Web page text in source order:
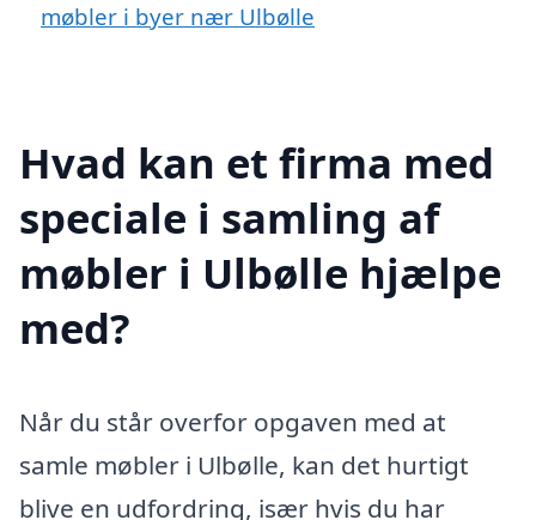
møbler i byer nær Ulbølle
Hvad kan et firma med
speciale i samling af
møbler i Ulbølle hjælpe
med?
Når du står overfor opgaven med at
samle møbler i Ulbølle, kan det hurtigt
blive en udfordring, især hvis du har